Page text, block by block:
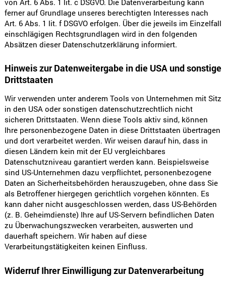
ferner auf Grundlage unseres berechtigten Interesses nach
Art. 6 Abs. 1 lit. f DSGVO erfolgen. Über die jeweils im Einzelfall
einschlägigen Rechtsgrundlagen wird in den folgenden
Absätzen dieser Datenschutzerklärung informiert.
Hinweis zur Datenweitergabe in die USA und sonstige
Drittstaaten
Wir verwenden unter anderem Tools von Unternehmen mit Sitz
in den USA oder sonstigen datenschutzrechtlich nicht
sicheren Drittstaaten. Wenn diese Tools aktiv sind, können
Ihre personenbezogene Daten in diese Drittstaaten übertragen
und dort verarbeitet werden. Wir weisen darauf hin, dass in
diesen Ländern kein mit der EU vergleichbares
Datenschutzniveau garantiert werden kann. Beispielsweise
sind US-Unternehmen dazu verpflichtet, personenbezogene
Daten an Sicherheitsbehörden herauszugeben, ohne dass Sie
als Betroffener hiergegen gerichtlich vorgehen könnten. Es
kann daher nicht ausgeschlossen werden, dass US-Behörden
(z. B. Geheimdienste) Ihre auf US-Servern befindlichen Daten
zu Überwachungszwecken verarbeiten, auswerten und
dauerhaft speichern. Wir haben auf diese
Verarbeitungstätigkeiten keinen Einfluss.
Widerruf Ihrer Einwilligung zur Datenverarbeitung